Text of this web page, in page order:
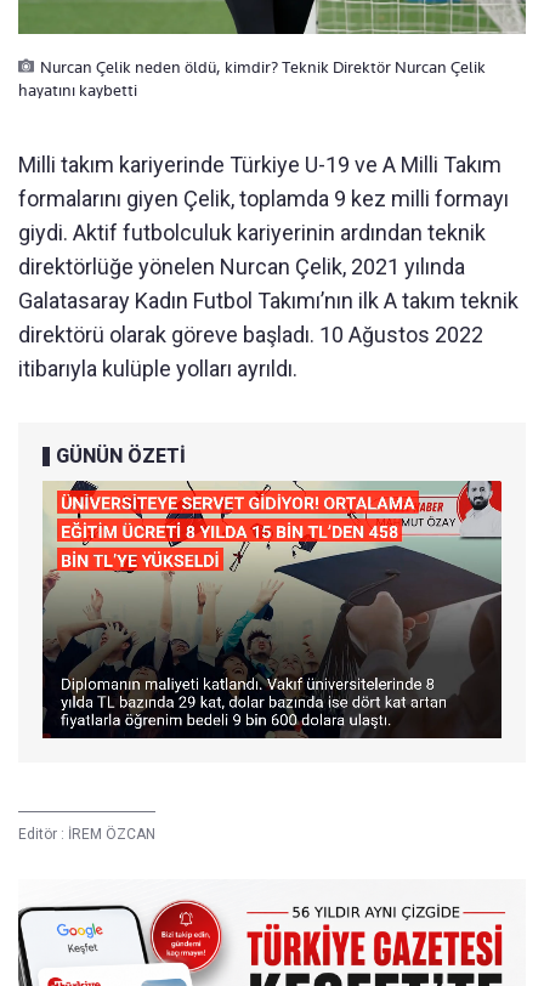
Nurcan Çelik neden öldü, kimdir? Teknik Direktör Nurcan Çelik
hayatını kaybetti
Milli takım kariyerinde Türkiye U-19 ve A Milli Takım
formalarını giyen Çelik, toplamda 9 kez milli formayı
giydi. Aktif futbolculuk kariyerinin ardından teknik
direktörlüğe yönelen Nurcan Çelik, 2021 yılında
Galatasaray Kadın Futbol Takımı’nın ilk A takım teknik
direktörü olarak göreve başladı. 10 Ağustos 2022
itibarıyla kulüple yolları ayrıldı.
GÜNÜN ÖZETİ
Editör : İREM ÖZCAN